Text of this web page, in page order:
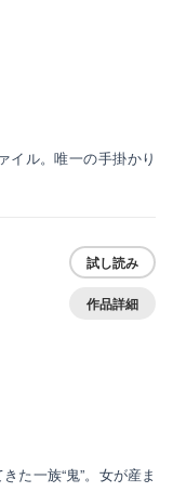
イル。唯一の手掛かり
試し読み
作品詳細
た一族“鬼”。女が産ま